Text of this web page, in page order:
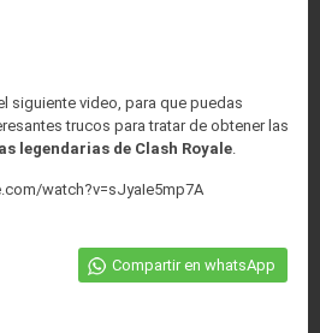
siguiente video, para que puedas
trucos para tratar de obtener las
legendarias de Clash Royale.
watch?v=sJyaIe5mp7A
Compartir en whatsApp